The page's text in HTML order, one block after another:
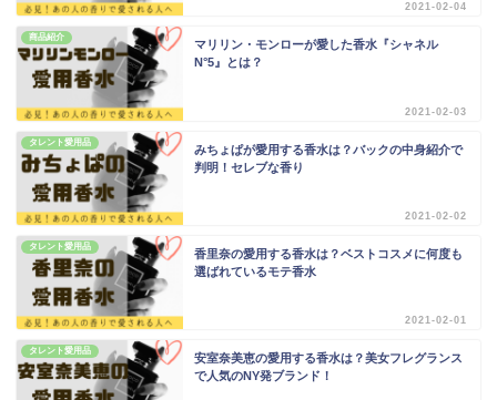
2021-02-04
商品紹介
マリリン・モンローが愛した香水『シャネル
N°5』とは？
2021-02-03
タレント愛用品
みちょぱが愛用する香水は？バックの中身紹介で
判明！セレブな香り
2021-02-02
タレント愛用品
香里奈の愛用する香水は？ベストコスメに何度も
選ばれているモテ香水
2021-02-01
タレント愛用品
安室奈美恵の愛用する香水は？美女フレグランス
で人気のNY発ブランド！